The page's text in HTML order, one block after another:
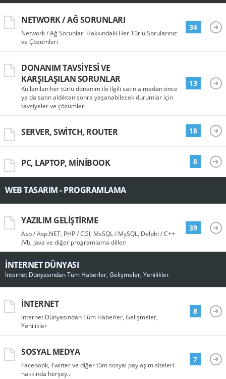
NETWORK / AĞ SORUNLARI
Network / Ağ Sorunları Hakkındaki Her Türlü Sorularınız
ve Çözümleri
34
DONANIM TAVSIYESI VE
KARŞILAŞILAN SORUNLAR
Kullanılan her türlü donanım ile ilgili satın almadan önce
ya da satın aldıktan sonra yaşanabilecek durumlar için
tavsiyeler ve çözümler
13
SERVER, SWITCH, ROUTER 18
PC, LAPTOP, MINIBOOK 8
WEB TASARIM - PROGRAMLAMA
YAZILIM GELIŞTIRME
Asp / Asp.NET, PHP / CGI, MsSQL / MySQL, Delphi / C++
/Vb, Java ve diğer programlama dilleri
39
İNTERNET DÜNYASI
İnternet Dünyasından Tüm Haberler, Gelişmeler, Yenilikler
İNTERNET
İnternet Dünyasından Tüm Haberler, Gelişmeler,
Yenilikler
8
SOSYAL MEDYA
Facebook, Twitter ve diğer tüm sosyal paylaşım siteleri
hakkında herşey..
7